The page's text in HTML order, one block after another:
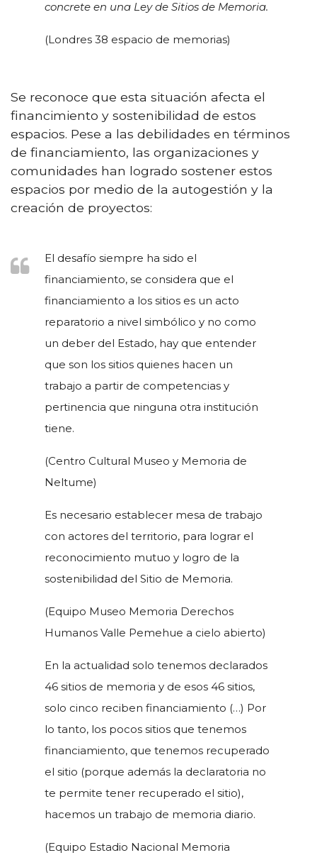
concrete en una Ley de Sitios de Memoria.
(Londres 38 espacio de memorias)
Se reconoce que esta situación afecta el
financimiento y sostenibilidad de estos
espacios. Pese a las debilidades en términos
de financiamiento, las organizaciones y
comunidades han logrado sostener estos
espacios por medio de la autogestión y la
creación de proyectos:
El desafío siempre ha sido el
financiamiento, se considera que el
financiamiento a los sitios es un acto
reparatorio a nivel simbólico y no como
un deber del Estado, hay que entender
que son los sitios quienes hacen un
trabajo a partir de competencias y
pertinencia que ninguna otra institución
tiene.
(Centro Cultural Museo y Memoria de
Neltume)
Es necesario establecer mesa de trabajo
con actores del territorio, para lograr el
reconocimiento mutuo y logro de la
sostenibilidad del Sitio de Memoria.
(Equipo Museo Memoria Derechos
Humanos Valle Pemehue a cielo abierto)
En la actualidad solo tenemos declarados
46 sitios de memoria y de esos 46 sitios,
solo cinco reciben financiamiento (…) Por
lo tanto, los pocos sitios que tenemos
financiamiento, que tenemos recuperado
el sitio (porque además la declaratoria no
te permite tener recuperado el sitio),
hacemos un trabajo de memoria diario.
(Equipo Estadio Nacional Memoria